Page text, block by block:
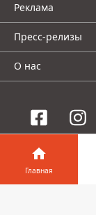
Реклама
Пресс-релизы
О нас
Главная